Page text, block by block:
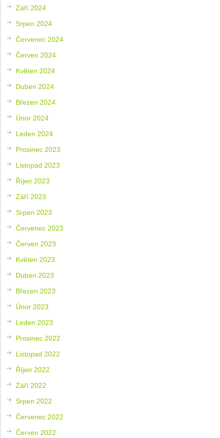
Září 2024
Srpen 2024
Červenec 2024
Červen 2024
Květen 2024
Duben 2024
Březen 2024
Únor 2024
Leden 2024
Prosinec 2023
Listopad 2023
Říjen 2023
Září 2023
Srpen 2023
Červenec 2023
Červen 2023
Květen 2023
Duben 2023
Březen 2023
Únor 2023
Leden 2023
Prosinec 2022
Listopad 2022
Říjen 2022
Září 2022
Srpen 2022
Červenec 2022
Červen 2022